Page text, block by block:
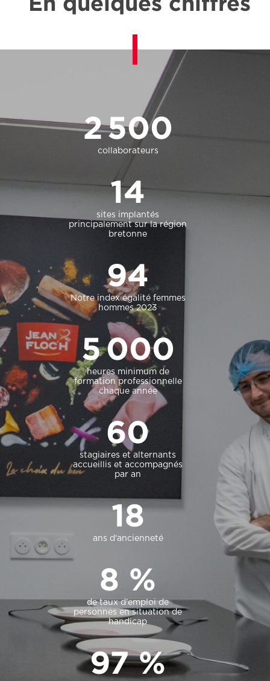
2 500
collaborateurs
14
sites implantés
principalement sur la région
bretonne
94
Notre index égalité femmes
hommes 2023
5 000
heures minimum de
formation professionnelle
chaque année
60
stagiaires et alternants
accueillis et accompagnés
par an
18
ans d'ancienneté
8 %
de taux d'emploi de
personnes en situation de
handicap
97%